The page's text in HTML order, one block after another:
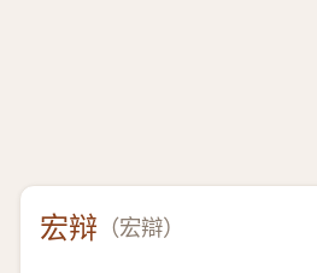
宏辩 （宏辯）